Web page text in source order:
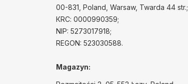
00-831, Poland, Warsaw, Twarda 44 str.;
КRС: 0000990359;
NIP: 5273017918;
REGON: 523030588.
Magazyn: